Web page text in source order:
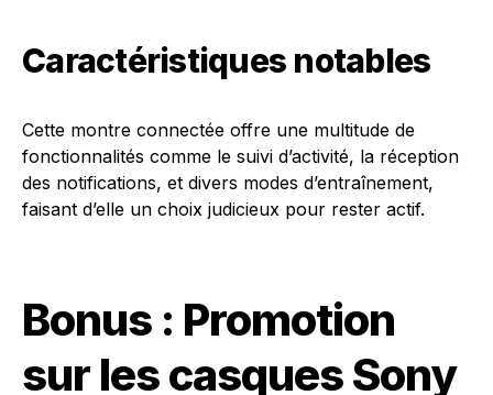
Caractéristiques notables
Cette montre connectée offre une multitude de
fonctionnalités comme le suivi d’activité, la réception
des notifications, et divers modes d’entraînement,
faisant d’elle un choix judicieux pour rester actif.
Bonus : Promotion
sur les casques Sony